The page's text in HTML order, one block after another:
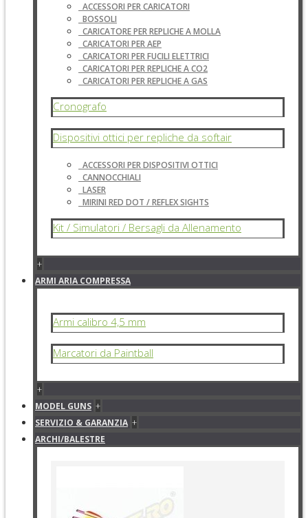
ACCESSORI PER CARICATORI
BOSSOLI
CARICATORE PER REPLICHE A MOLLA
CARICATORI PER AEP
CARICATORI PER FUCILI ELETTRICI
CARICATORI PER REPLICHE A CO2
CARICATORI PER REPLICHE A GAS
Cronografo
Dispositivi ottici per repliche da softair
ACCESSORI PER DISPOSITIVI OTTICI
CANNOCCHIALI
LASER
MIRINI RED DOT / REFLEX SIGHTS
Kit / Simulatori / Bersagli da Allenamento
+
ARMI ARIA COMPRESSA
Armi calibro 4,5 mm
Marcatori da Paintball
+
MODEL GUNS +
SERVIZIO & GARANZIA +
ARCHI/BALESTRE